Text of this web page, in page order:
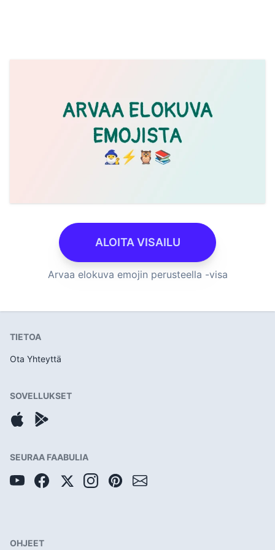
ALOITA VISAILU
Arvaa elokuva emojin perusteella -visa
TIETOA
Ota Yhteyttä
SOVELLUKSET
SEURAA FAABULIA
OHJEET